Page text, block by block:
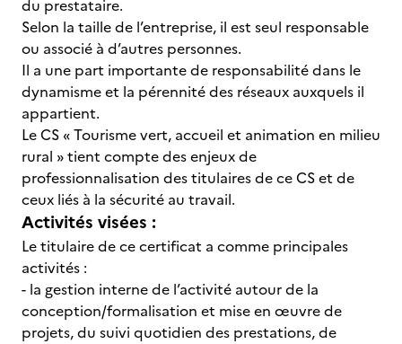
du prestataire.
Selon la taille de l’entreprise, il est seul responsable
ou associé à d’autres personnes.
Il a une part importante de responsabilité dans le
dynamisme et la pérennité des réseaux auxquels il
appartient.
Le CS « Tourisme vert, accueil et animation en milieu
rural » tient compte des enjeux de
professionnalisation des titulaires de ce CS et de
ceux liés à la sécurité au travail.
Activités visées :
Le titulaire de ce certificat a comme principales
activités :
- la gestion interne de l’activité autour de la
conception/formalisation et mise en œuvre de
projets, du suivi quotidien des prestations, de